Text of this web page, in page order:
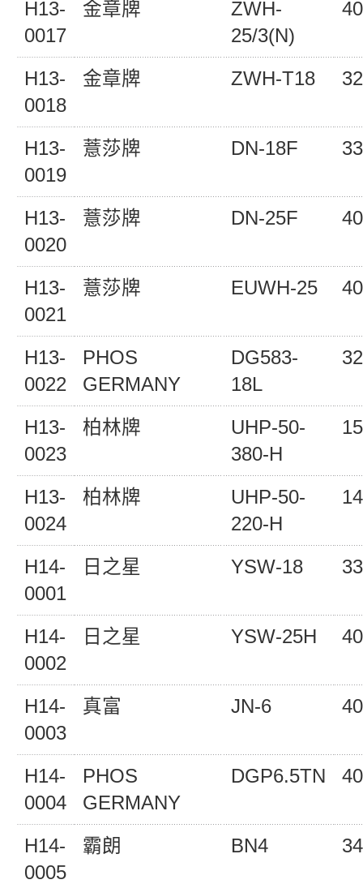
H13-
0017
金章牌
ZWH-
25/3(N)
40
H13-
0018
金章牌 ZWH-T18 32
H13-
0019
薏莎牌 DN-18F 33
H13-
0020
薏莎牌 DN-25F 40
H13-
0021
薏莎牌 EUWH-25 40
H13-
0022
PHOS
GERMANY
DG583-
18L
32
H13-
0023
柏林牌
UHP-50-
380-H
H13-
0024
柏林牌
UHP-50-
220-H
H14-
0001
日之星 YSW-18 33
H14-
0002
日之星 YSW-25H 40
H14-
0003
真富 JN-6 40
H14-
0004
PHOS
GERMANY
DGP6.5TN 40
H14-
0005
霸朗 BN4 34